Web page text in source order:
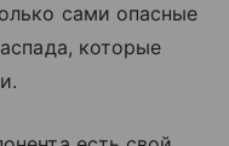
сами опасные
которые